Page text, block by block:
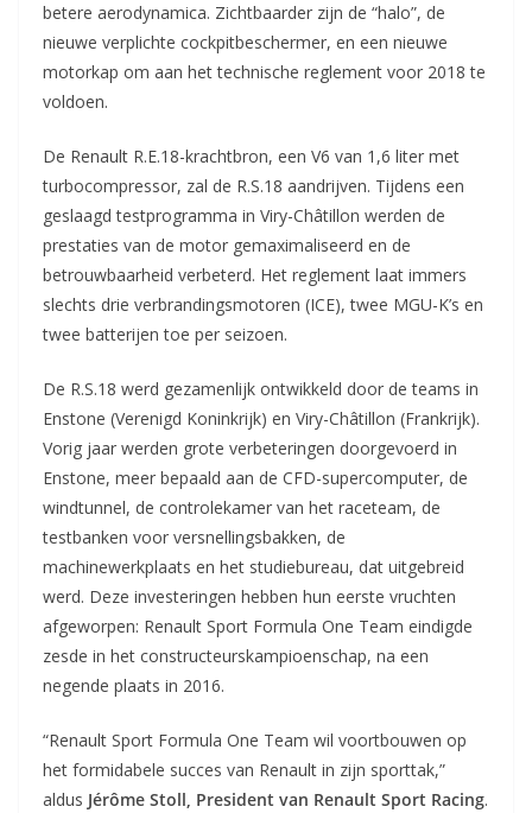
betere aerodynamica. Zichtbaarder zijn de “halo”, de
nieuwe verplichte cockpitbeschermer, en een nieuwe
motorkap om aan het technische reglement voor 2018 te
voldoen.
De Renault R.E.18-krachtbron, een V6 van 1,6 liter met
turbocompressor, zal de R.S.18 aandrijven. Tijdens een
geslaagd testprogramma in Viry-Châtillon werden de
prestaties van de motor gemaximaliseerd en de
betrouwbaarheid verbeterd. Het reglement laat immers
slechts drie verbrandingsmotoren (ICE), twee MGU-K’s en
twee batterijen toe per seizoen.
De R.S.18 werd gezamenlijk ontwikkeld door de teams in
Enstone (Verenigd Koninkrijk) en Viry-Châtillon (Frankrijk).
Vorig jaar werden grote verbeteringen doorgevoerd in
Enstone, meer bepaald aan de CFD-supercomputer, de
windtunnel, de controlekamer van het raceteam, de
testbanken voor versnellingsbakken, de
machinewerkplaats en het studiebureau, dat uitgebreid
werd. Deze investeringen hebben hun eerste vruchten
afgeworpen: Renault Sport Formula One Team eindigde
zesde in het constructeurskampioenschap, na een
negende plaats in 2016.
“Renault Sport Formula One Team wil voortbouwen op
het formidabele succes van Renault in zijn sporttak,”
aldus Jérôme Stoll, President van Renault Sport Racing.